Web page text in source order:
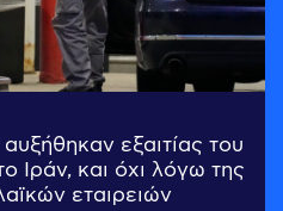
εξαιτίας του
Ιράν, και όχι λόγω της
εταιρειών